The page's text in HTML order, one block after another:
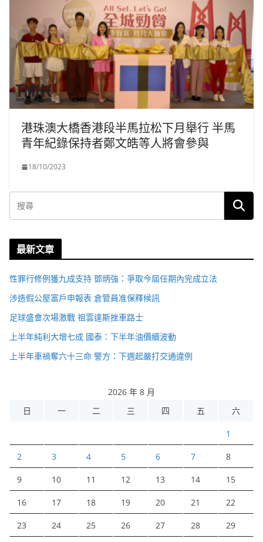
港珠澳大橋香港段半馬拉松下月舉行 半馬
青年紀錄保持者鄭文皓等人將會參與
18/10/2023
最新文章
性罪行修例獲九成支持 鄧炳強：爭取今屆任期內完成立法
涉造假公屋富戶申報表 倉管員准保釋候訊
足球盛會次場激戰 祖雲達斯挫車路士
上半年純利大增七成 國泰：下半年油價續波動
上半年車禍奪六十三命 警方：下週起嚴打交通違例
2026 年 8 月
日
一 二 三 四 五 六
1
2 3 4 5 6 7 8
9 10 11 12 13 14 15
16 17 18 19 20 21 22
23 24 25 26 27 28 29